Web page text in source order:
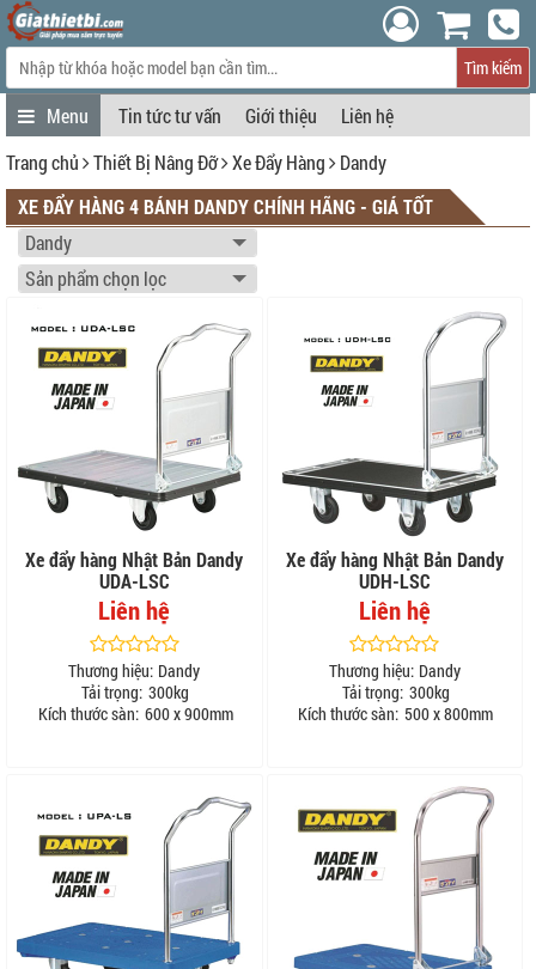
Tìm kiếm
Tin tức tư vấn Giới thiệu
Liên hệ
Trang chủ
Thiết Bị Nâng Đỡ Xe Đẩy Hàng
Dandy
XE ĐẨY HÀNG 4 BÁNH DANDY CHÍNH HÃNG - GIÁ TỐT
Xe đẩy hàng Nhật Bản Dandy
UDA-LSC
Liên hệ
Thương hiệu: Dandy
Tải trọng: 300kg
Kích thước sàn: 600 x 900mm
Xe đẩy hàng Nhật Bản Dandy
UDH-LSC
Liên hệ
Thương hiệu: Dandy
Tải trọng: 300kg
Kích thước sàn: 500 x 800mm